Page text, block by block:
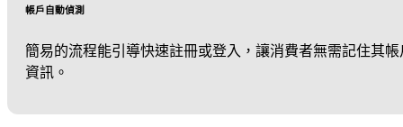
帳戶自動偵測
簡易的流程能引導快速註冊或登入，讓消費者無需記住其帳
資訊。